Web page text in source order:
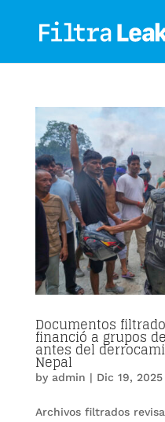
Documentos
financió a grupos
antes del
Nepal
by admin | Dic 19, 2025
Archivos filtrados